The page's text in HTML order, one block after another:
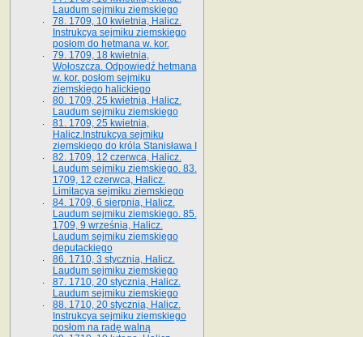
Laudum sejmiku ziemskiego
78. 1709, 10 kwietnia, Halicz.
Instrukcya sejmiku ziemskiego
posłom do hetmana w. kor.
79. 1709, 18 kwietnia,
Wołoszcza. Odpowiedź hetmana
w. kor. posłom sejmiku
ziemskiego halickiego
80. 1709, 25 kwietnia, Halicz.
Laudum sejmiku ziemskiego
81. 1709, 25 kwietnia,
Halicz.Instrukcya sejmiku
ziemskiego do króla Stanisława I
82. 1709, 12 czerwca, Halicz.
Laudum sejmiku ziemskiego. 83.
1709, 12 czerwca, Halicz.
Limitacya sejmiku ziemskiego
84. 1709, 6 sierpnia, Halicz.
Laudum sejmiku ziemskiego. 85.
1709, 9 września, Halicz.
Laudum sejmiku ziemskiego
deputackiego
86. 1710, 3 stycznia, Halicz.
Laudum sejmiku ziemskiego
87. 1710, 20 stycznia, Halicz.
Laudum sejmiku ziemskiego
88. 1710, 20 stycznia, Halicz.
Instrukcya sejmiku ziemskiego
posłom na radę walną